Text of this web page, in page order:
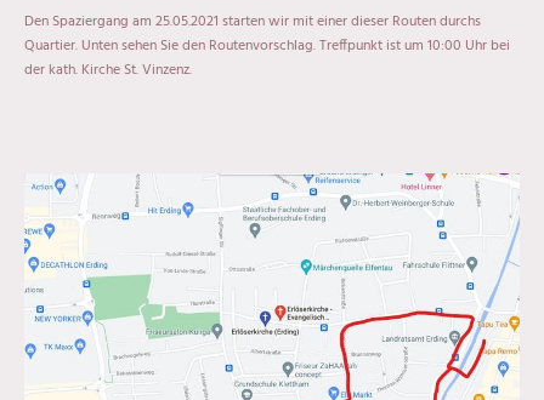
Den Spaziergang am 25.05.2021 starten wir mit einer dieser Routen durchs
Quartier. Unten sehen Sie den Routenvorschlag. Treffpunkt ist um 10:00 Uhr bei
der kath. Kirche St. Vinzenz.